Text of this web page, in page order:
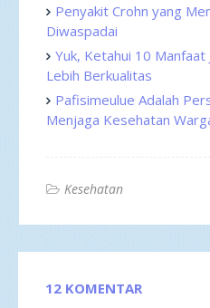
Penyakit Crohn yang
Diwaspadai
Yuk, Ketahui 10 Manfaat
Lebih Berkualitas
Pafisimeulue Adalah
Menjaga Kesehatan
Kesehatan
12 KOMENTAR